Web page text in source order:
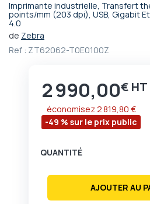
Imprimante industrielle, Transfert
points/mm (203 dpi), USB, Gigabit
4.0
de Zebra
Ref : ZT62062-T0E0100Z
Prix
2 990,00€
-49 % sur le prix public
économisez2 819,80 €
QUANTITÉ
AJOUTER AU
Passer
au
début
de
d’images